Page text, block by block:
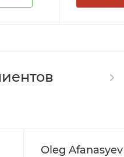
Oleg Afanasyev